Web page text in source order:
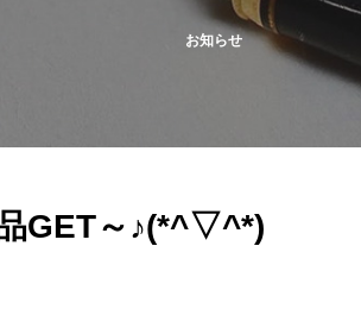
お知らせ
GET～♪(*^▽^*)